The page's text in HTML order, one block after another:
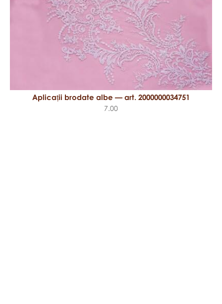
Aplicații brodate albe — art. 2000000034751
7.00